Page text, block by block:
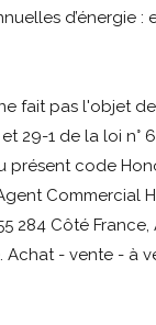
d’énergie :
fait pas l'objet
29-1 de la loi n°
présent code
Commercial
284 Côté
Achat - vente - à